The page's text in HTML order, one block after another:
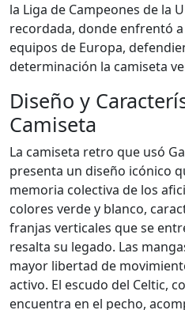
la Liga de Campeones de la
recordada, donde enfrentó
equipos de Europa,
determinación la camiseta
Diseño y
Camiseta
La camiseta retro que usó
presenta un diseño icónico
memoria colectiva de los
colores verde y blanco,
franjas verticales que se
resalta su legado. Las
mayor libertad de
activo. El escudo del Celtic,
encuentra en el pecho,